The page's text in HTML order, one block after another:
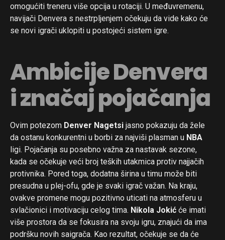
omogućiti treneru više opcija u rotaciji. U međuvremenu,
navijači Denvera s nestrpljenjem očekuju da vide kako će
se novi igrači uklopiti u postojeći sistem igre.
Ambicije Denvera
i značaj pojačanja
Ovim potezom Denver Nagetsi jasno pokazuju da žele
da ostanu konkurentni u borbi za najviši plasman u NBA
ligi. Pojačanja su posebno važna za nastavak sezone,
kada se očekuje veći broj teških utakmica protiv najjačih
protivnika. Pored toga, dodatna širina u timu može biti
presudna u plej-ofu, gde je svaki igrač važan. Na kraju,
ovakve promene mogu pozitivno uticati na atmosferu u
svlačionici i motivaciju celog tima. Nikola Jokić će imati
više prostora da se fokusira na svoju igru, znajući da ima
podršku novih saigrača. Kao rezultat, očekuje se da će